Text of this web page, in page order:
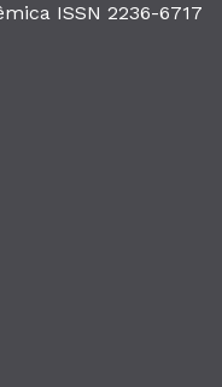
ISSN 2236-6717